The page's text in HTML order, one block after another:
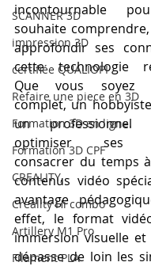
SCANNER 3D
impression 3D
certifiée QUALIOPI
Refaire une piece en 3D
Formation 3D en ligne.
Formation 3D CPF
CREALITY,
Creality Hi combo
Artillery M1 Pro
Filament PLA
incontournable
souhaite
approfondir ses
cette technologie
Que vous soyez
complet, un
un professionnel
optimiser ses
consacrer du temps
contenus vidéo
avantage
effet, le format
immersion visuelle
dépasse de loin les